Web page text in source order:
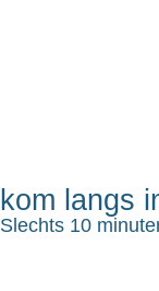
kom langs
Slechts 10